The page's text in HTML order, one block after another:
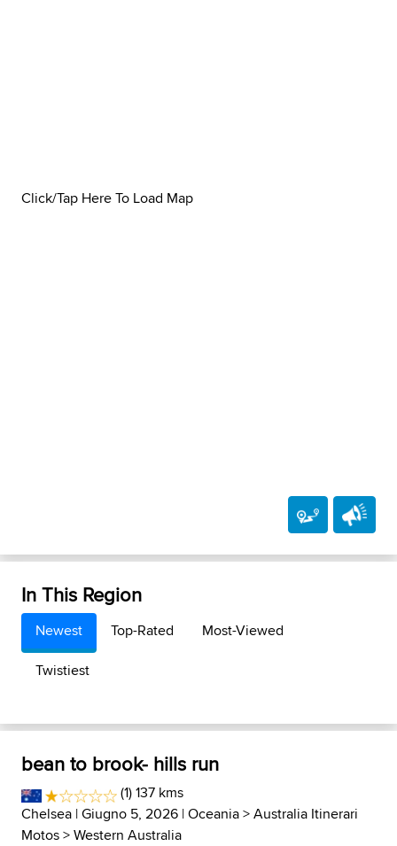
Click/Tap Here To Load Map
In This Region
Newest Top-Rated
Most-Viewed
Twistiest
bean to brook- hills run
(1) 137 kms
Chelsea | Giugno 5, 2026 |Oceania>Australia Itinerari
Motos>Western Australia